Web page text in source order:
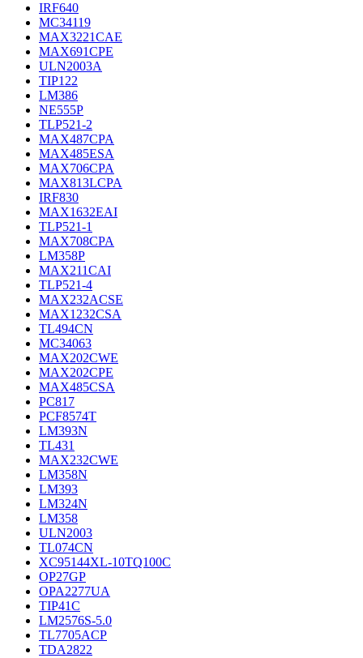
IRF640
MC34119
MAX3221CAE
MAX691CPE
ULN2003A
TIP122
LM386
NE555P
TLP521-2
MAX487CPA
MAX485ESA
MAX706CPA
MAX813LCPA
IRF830
MAX1632EAI
TLP521-1
MAX708CPA
LM358P
MAX211CAI
TLP521-4
MAX232ACSE
MAX1232CSA
TL494CN
MC34063
MAX202CWE
MAX202CPE
MAX485CSA
PC817
PCF8574T
LM393N
TL431
MAX232CWE
LM358N
LM393
LM324N
LM358
ULN2003
TL074CN
XC95144XL-10TQ100C
OP27GP
OPA2277UA
TIP41C
LM2576S-5.0
TL7705ACP
TDA2822